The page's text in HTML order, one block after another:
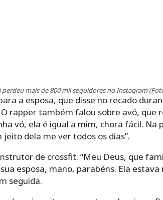
perdeu mais de 800 mil seguidores no Instagram
a esposa, que disse no recado
O rapper também falou sobre avó,
vó, ela é igual a mim, chora fácil.
dela me ver todos os dias”.
de crossfit. “Meu Deus, que
esposa, mano, parabéns. Ela
seguida.